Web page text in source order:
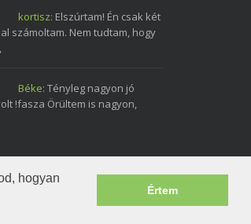
hogyan
Értem
kortisz: Elszúrtam! Én csak két
számoltam. Nem tudtam, hogy
Béke: Tényleg nagyon jó
!fasza Örültem is nagyon,